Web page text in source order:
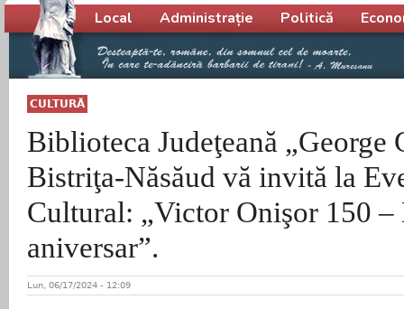
CULTURĂ
Biblioteca Judeţeană „George
Bistriţa-Năsăud vă invită la
Cultural: „Victor Onişor 150
aniversar”.
Lun, 06/17/2024 - 12:09
Local Administrație Politică